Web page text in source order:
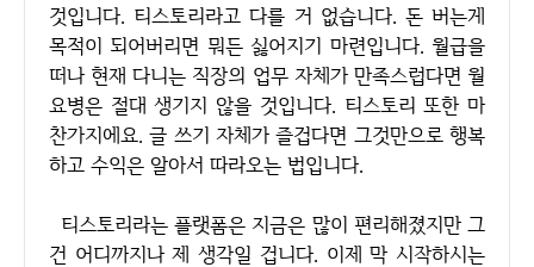
것입니다. 티스토리라고 다를 거 없습니다. 돈 버는게
목적이 되어버리면 뭐든 싫어지기 마련입니다. 월급을
떠나 현재 다니는 직장의 업무 자체가 만족스럽다면 월
요병은 절대 생기지 않을 것입니다. 티스토리 또한 마
찬가지에요. 글 쓰기 자체가 즐겁다면 그것만으로 행복
하고 수익은 알아서 따라오는 법입니다.
티스토리라는 플랫폼은 지금은 많이 편리해졌지만 그
건 어디까지나 제 생각일 겁니다. 이제 막 시작하시는